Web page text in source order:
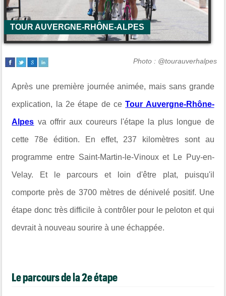
TOUR AUVERGNE-RHÔNE-ALPES
Photo : @tourauverhalpes
Après une première journée animée, mais sans grande
explication, la 2e étape de ceTour Auvergne-Rhône-
Alpes va offrir aux coureurs l'étape la plus longue de
cette 78e édition. En effet, 237 kilomètres sont au
programme entre Saint-Martin-le-Vinoux et Le Puy-en-
Velay. Et le parcours et loin d'être plat, puisqu'il
comporte près de 3700 mètres de dénivelé positif. Une
étape donc très difficile à contrôler pour le peloton et qui
devrait à nouveau sourire à une échappée.
Le parcours de la 2e étape